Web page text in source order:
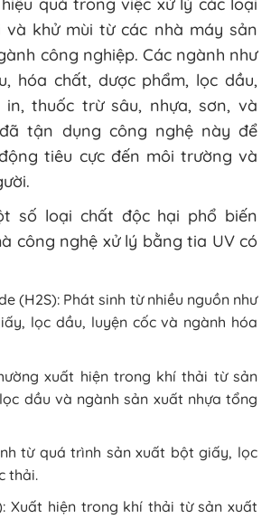
quả trong việc xử lý các loại
và khử mùi từ các nhà máy sản
công nghiệp. Các ngành như
hóa chất, dược phẩm, lọc dầu,
in, thuốc trừ sâu, nhựa, sơn, và
tận dụng công nghệ này để
tiêu cực đến môi trường và
số loại chất độc hại phổ biến
công nghệ xử lý bằng tia UV có
(H2S): Phát sinh từ nhiều nguồn như
lọc dầu, luyện cốc và ngành hóa
xuất hiện trong khí thải từ sản
dầu và ngành sản xuất nhựa tổng
từ quá trình sản xuất bột giấy, lọc
thải.
Xuất hiện trong khí thải từ sản xuất